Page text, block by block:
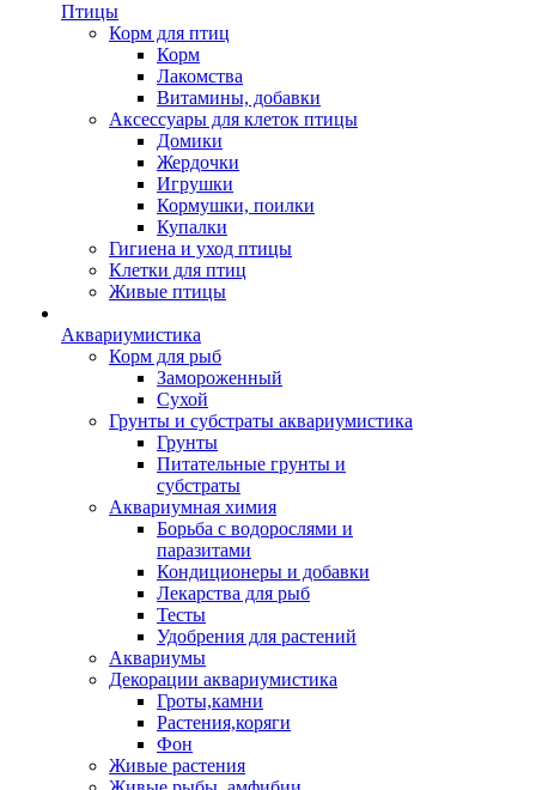
Птицы
Корм для птиц
Корм
Лакомства
Витамины, добавки
Аксессуары для клеток птицы
Домики
Жердочки
Игрушки
Кормушки, поилки
Купалки
Гигиена и уход птицы
Клетки для птиц
Живые птицы
Аквариумистика
Корм для рыб
Замороженный
Сухой
Грунты и субстраты аквариумистика
Грунты
Питательные грунты и
субстраты
Аквариумная химия
Борьба с водорослями и
паразитами
Кондиционеры и добавки
Лекарства для рыб
Тесты
Удобрения для растений
Аквариумы
Декорации аквариумистика
Гроты,камни
Растения,коряги
Фон
Живые растения